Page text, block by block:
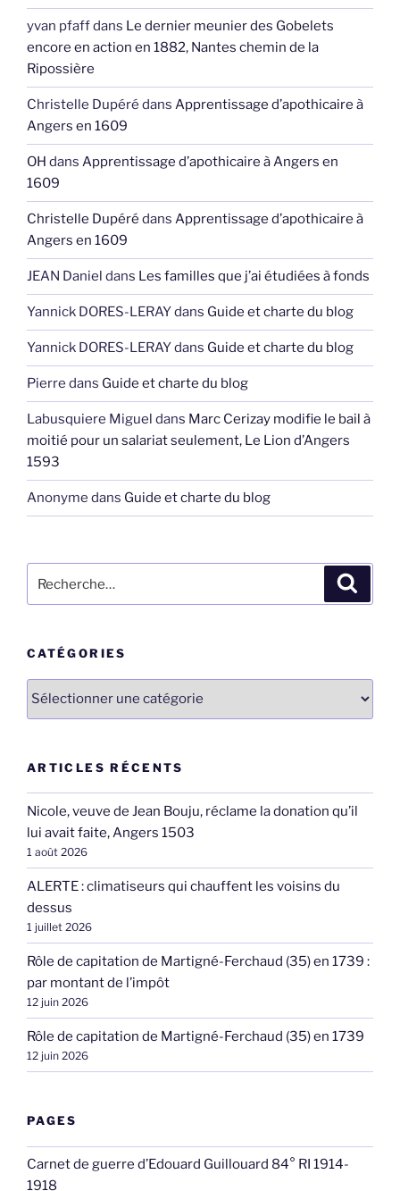
yvan pfaffdans Le dernier meunier des Gobelets
encore en action en 1882, Nantes chemin de la
Ripossière
Christelle Dupéré dans Apprentissage d’apothicaire à
Angers en 1609
OH dans Apprentissage d’apothicaire à Angers en
1609
Christelle Dupéré dans Apprentissage d’apothicaire à
Angers en 1609
JEAN Daniel dans Les familles que j’ai étudiées à fonds
Yannick DORES-LERAYdans Guide et charte du blog
Yannick DORES-LERAYdans Guide et charte du blog
Pierre dans Guide et charte du blog
Labusquiere Miguel dans Marc Cerizay modifie le bail à
moitié pour un salariat seulement, Le Lion d’Angers
1593
Anonyme dans Guide et charte du blog
pour
CATÉGORIES
Catégories
ARTICLES RÉCENTS
Nicole, veuve de Jean Bouju, réclame la donation qu’il
lui avait faite, Angers 1503
1 août 2026
ALERTE : climatiseurs qui chauffent les voisins du
dessus
1 juillet 2026
Rôle de capitation de Martigné-Ferchaud (35) en 1739 :
par montant de l’impôt
12 juin 2026
Rôle de capitation de Martigné-Ferchaud (35) en 1739
12 juin 2026
PAGES
Carnet de guerre d’Edouard Guillouard 84° RI 1914-
1918